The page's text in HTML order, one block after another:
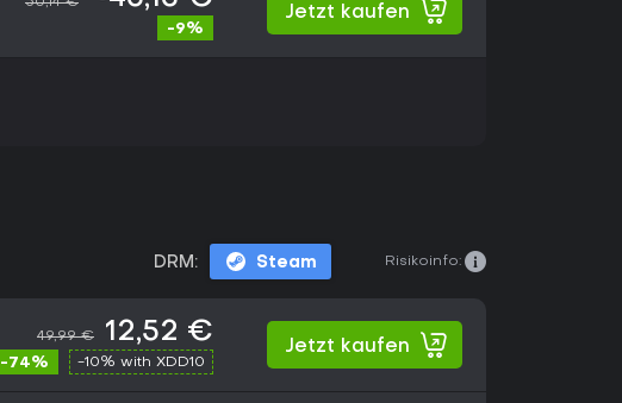
-9%
Jetzt kaufen
DRM: Steam Risikoinfo:
49,99 € 12,52 €
-74% -10% with XDD10
Jetzt kaufen